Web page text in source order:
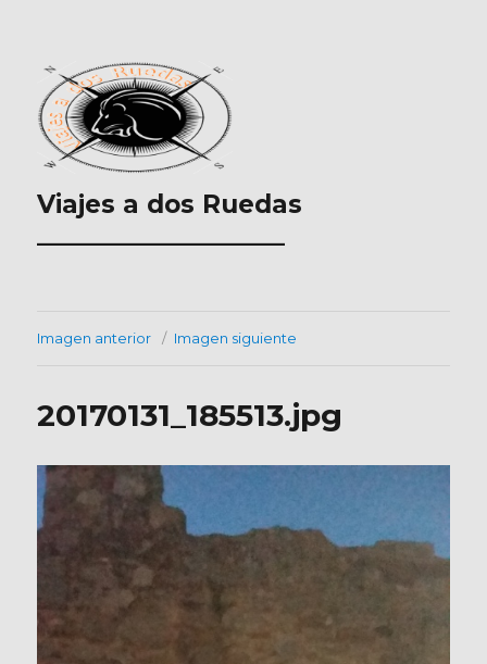
Viajes a dos Ruedas
___________________
Imagen anterior Imagen siguiente
20170131_185513.jpg